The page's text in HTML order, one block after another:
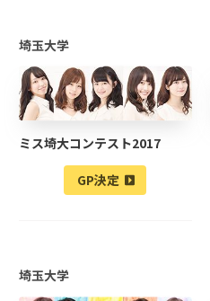
埼玉大学
ミス埼大コンテスト2017
GP決定
埼玉大学